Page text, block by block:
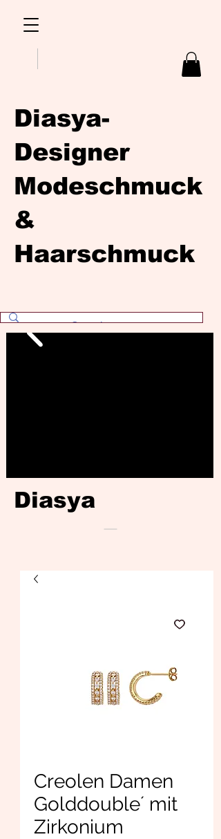
Diasya-
Designer
Modeschmuck
&
Haarschmuck
Diasya
Creolen Damen
Golddouble´ mit
Zirkonium